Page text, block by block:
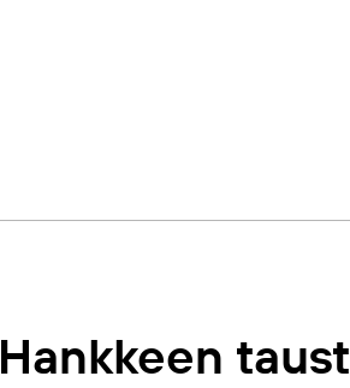
Hankkeen